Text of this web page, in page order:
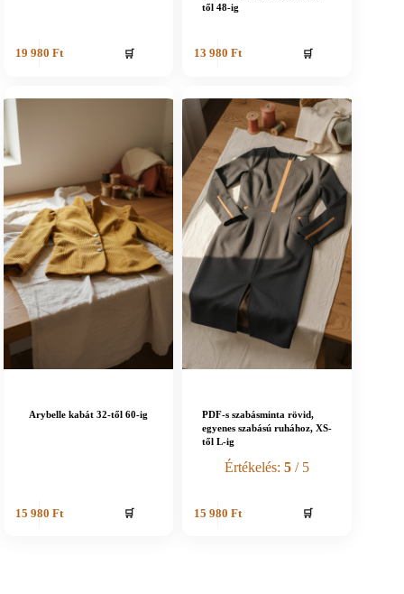
19 980 Ft 🛒
től 48-ig
13 980 Ft 🛒
Arybelle kabát 32-től 60-ig
15 980 Ft 🛒
PDF-s szabásminta rövid,
egyenes szabású ruhához, XS-
től L-ig
Értékelés:5 / 5
15 980 Ft 🛒